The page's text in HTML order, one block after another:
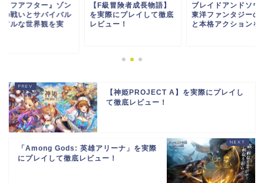
イフアフター』ゾン
の戦いとサバイバル
アルな世界観を実
【F級冒険者成長物語】
を実際にプレイして徹底
レビュー！
ブレイドアンドソウ
東洋ファンタジーの
と本格アクションを
【神姫PROJECT A】を実際にプレイし
て徹底レビュー！
「Among Gods: 英雄アリーナ」を実際
にプレイして徹底レビュー！